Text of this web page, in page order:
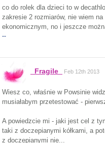
co do rolek dla dzieci to w
zakresie 2 rozmiarów, nie wiem
ekonomicznym, no i jeszcze
--
_Fragile_ Feb 12th 2013
Wiesz co, właśnie w Powsinie
musiałabym przetestować -
A powiedzcie mi - jaki jest cel z
taki z doczepianymi kółkami, a
z doczepianymi nie...